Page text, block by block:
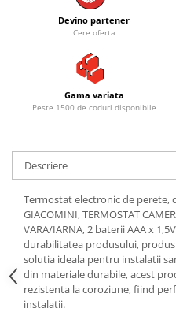
Devino partener
Cere oferta
Gama variata
Peste 1500 de coduri disponibile
Descriere
Termostat electronic de perete,
GIACOMINI, TERMOSTAT
VARA/IARNA, 2 baterii AAA x
durabilitatea produsului,
solutia ideala pentru instalatii
din materiale durabile, acest
rezistenta la coroziune, fiind
instalatii.